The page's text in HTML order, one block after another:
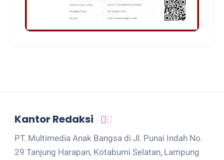
Kantor Redaksi
PT. Multimedia Anak Bangsa di Jl. Punai Indah No.
29 Tanjung Harapan, Kotabumi Selatan, Lampung